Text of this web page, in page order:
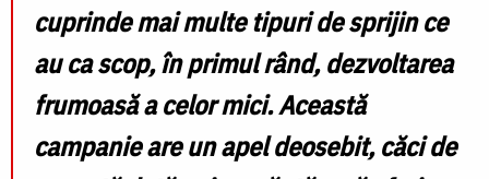
cuprinde mai multe tipuri de sprijin ce
au ca scop, în primul rând, dezvoltarea
frumoasă a celor mici. Această
campanie are un apel deosebit, căci de